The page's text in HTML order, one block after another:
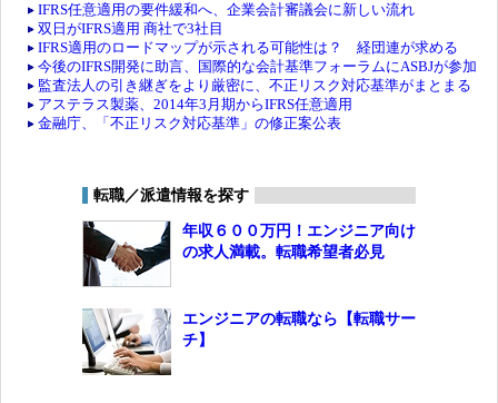
IFRS任意適用の要件緩和へ、企業会計審議会に新しい流れ
双日がIFRS適用 商社で3社目
IFRS適用のロードマップが示される可能性は？ 経団連が求める
今後のIFRS開発に助言、国際的な会計基準フォーラムにASBJが参加
監査法人の引き継ぎをより厳密に、不正リスク対応基準がまとまる
アステラス製薬、2014年3月期からIFRS任意適用
金融庁、「不正リスク対応基準」の修正案公表
転職／派遣情報を探す
年収６００万円！エンジニア向け
の求人満載。転職希望者必見
エンジニアの転職なら【転職サー
チ】